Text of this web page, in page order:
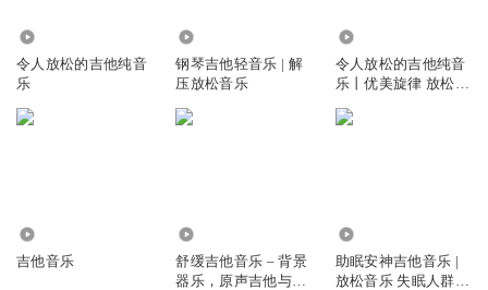
令人放松的吉他纯音
乐
钢琴吉他轻音乐 | 解
压放松音乐
令人放松的吉他纯音
乐丨优美旋律 放松舒
吉他音乐
舒缓吉他音乐 – 背景
器乐，原声吉他与大
助眠安神吉他音乐 |
放松音乐 失眠人群必